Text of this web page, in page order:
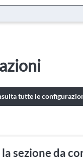
la sezione da
tutte le